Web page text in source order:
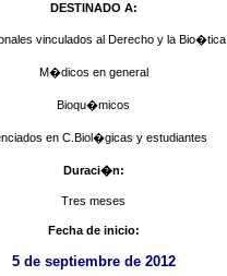
DESTINADO A:
vinculados al Derecho y la Bio�tica
M�dicos en general
Bioqu�micos
en C.Biol�gicas y estudiantes
Duraci�n:
Tres meses
Fecha de inicio:
5de septiembre de 2012